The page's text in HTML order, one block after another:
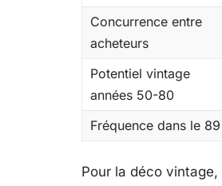
Concurrence entre
acheteurs
Potentiel vintage
années 50-80
Fréquence dans le 89
Pour la déco vintage,